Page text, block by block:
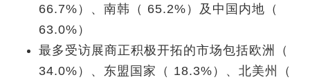
66.7%）、南韩（ 65.2%）及中国内地（
63.0%）
最多受访展商正积极开拓的市场包括欧洲（
34.0%）、东盟国家（ 18.3%）、北美州（